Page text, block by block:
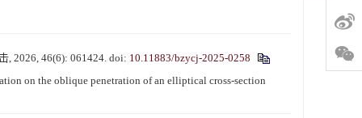
, 2026, 46(6): 061424. doi: 10.11883/bzycj-2025-0258
on the oblique penetration of an elliptical cross-section